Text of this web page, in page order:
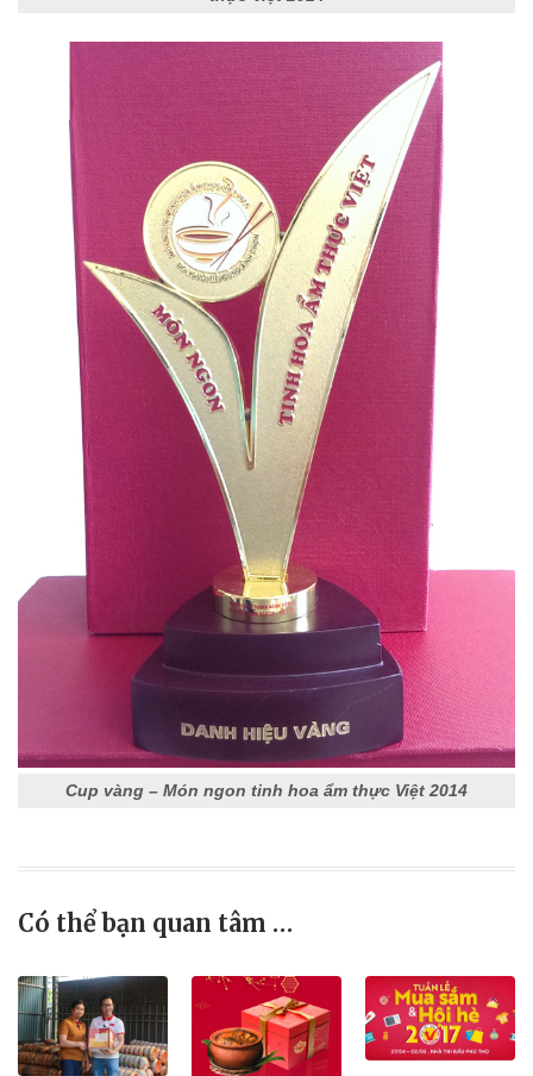
Cup vàng – Món ngon tinh hoa ẩm thực Việt 2014
Có thể bạn quan tâm …